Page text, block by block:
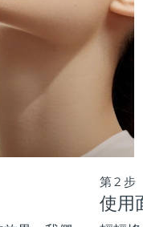
第2步
使用
預計送達日期 8/15/26
8/14/26
預計送達日期 8/11/26
8/11/26
預計送達日期8/10/26
8/11/26